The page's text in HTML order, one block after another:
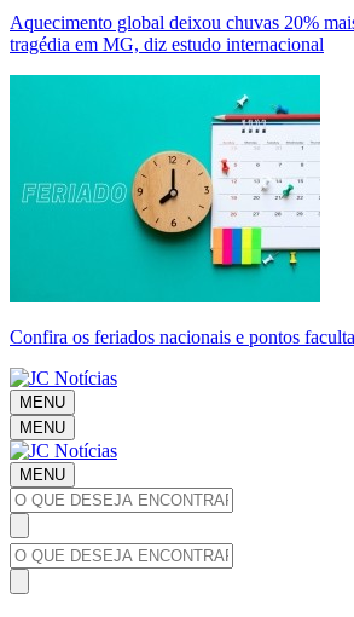
Aquecimento global deixou chuvas 20%
tragédia em MG, diz estudo internacional
Confira os feriados nacionais e pontos
MENU
MENU
MENU